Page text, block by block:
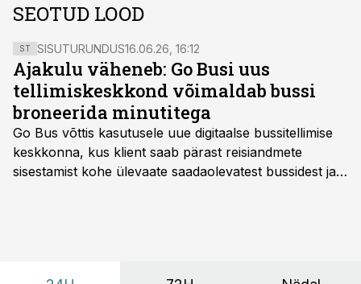
SEOTUD LOOD
ST SISUTURUNDUS16.06.26, 16:12
Ajakulu väheneb: Go Busi uus
tellimiskeskkond võimaldab bussi
broneerida minutitega
Go Bus võttis kasutusele uue digitaalse bussitellimise
keskkonna, kus klient saab pärast reisiandmete
sisestamist kohe ülevaate saadaolevatest bussidest ja